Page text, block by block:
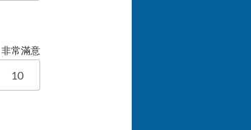
非常滿意
10